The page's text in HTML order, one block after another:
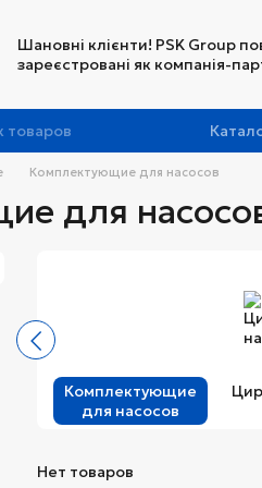
Шановні клієнти! PSK Group
зареєстровані як компанія-
Комплектующие для насосов
для
Комплектующие
для насосов
Нет товаров